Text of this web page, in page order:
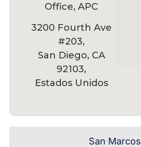
San Marcos
Office, APC
3200 Fourth Ave
#203,
San Diego, CA
92103,
Estados Unidos